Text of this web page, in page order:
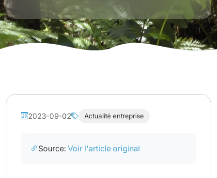
2023-09-02 Actualité entreprise
Source: Voir l'article original